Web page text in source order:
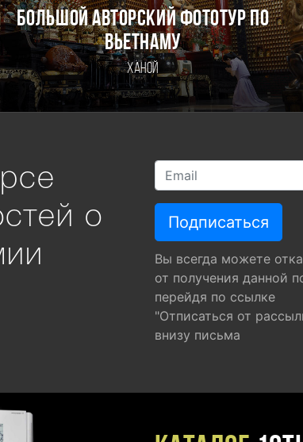
Большой авторский фототур по
Вьетнаму
Ханой
о
Вы всегда можете
от получения данной
перейдя по ссылке
"Отписаться от
внизу письма